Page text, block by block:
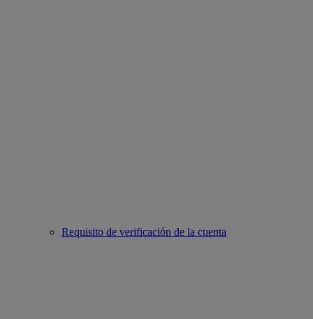
Requisito de verificación de la cuenta